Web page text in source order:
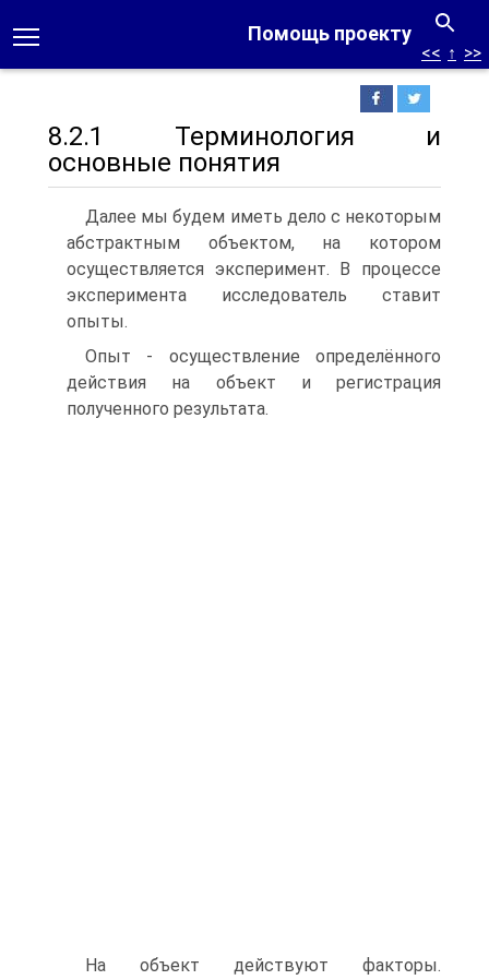
Помощь проекту
<< ↑ >>
8.2.1 Терминология и
основные понятия
Далее мы будем иметь дело с некоторым
абстрактным объектом, на котором
осуществляется эксперимент. В процессе
эксперимента исследователь ставит
опыты.
Опыт - осуществление определённого
действия на объект и регистрация
полученного результата.
На объект действуют факторы.